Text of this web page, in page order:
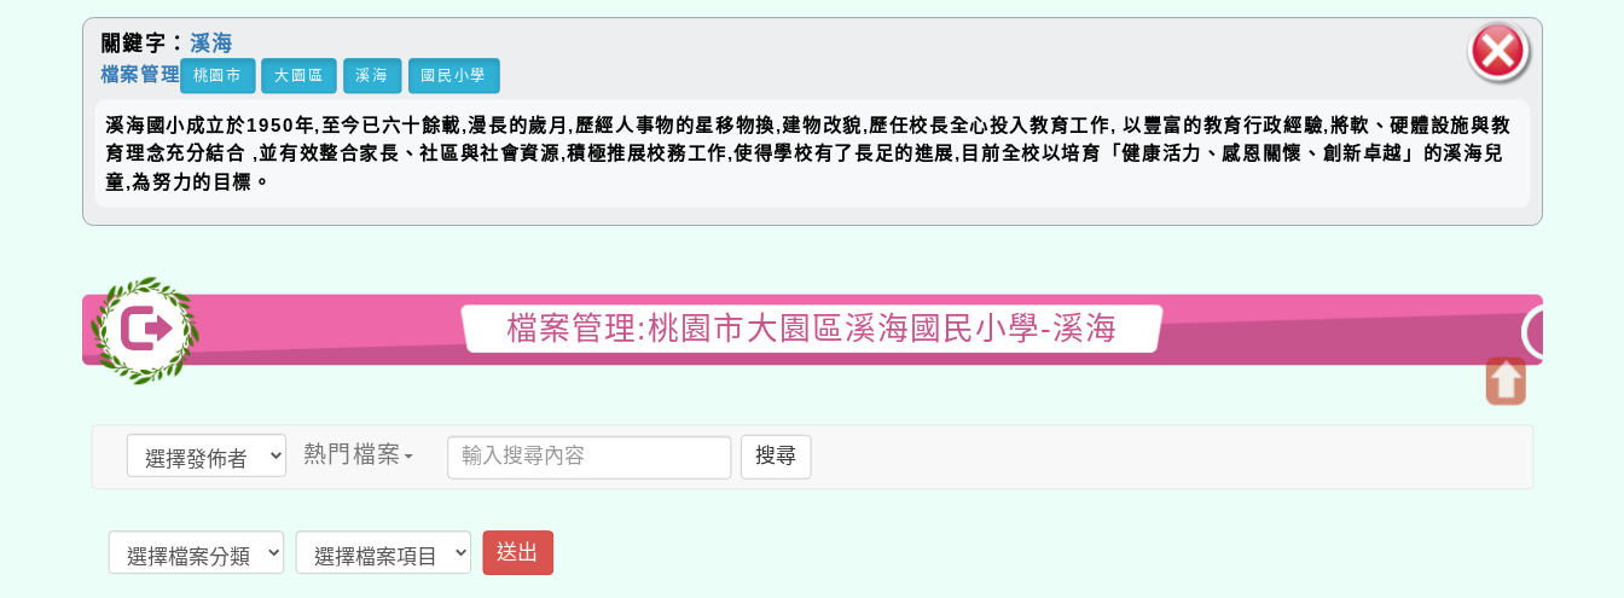
塊
關鍵字： 溪海
檔案管理 桃園市 大園區 溪海 國民小學
溪海國小成立於1950年,至今已六十餘載,漫長的歲月,歷經人事物的星移物換,建物改貌,歷任校長全心投入教育工作, 以豐富的教育行政經驗,將軟、硬體設施與教
育理念充分結合 ,並有效整合家長、社區與社會資源,積極推展校務工作,使得學校有了長足的進展,目前全校以培育「健康活力、感恩關懷、創新卓越」的溪海兒
童,為努力的目標。
檔案管理:桃園市大園區溪海國民小學-溪海
熱門檔案 搜尋
送出